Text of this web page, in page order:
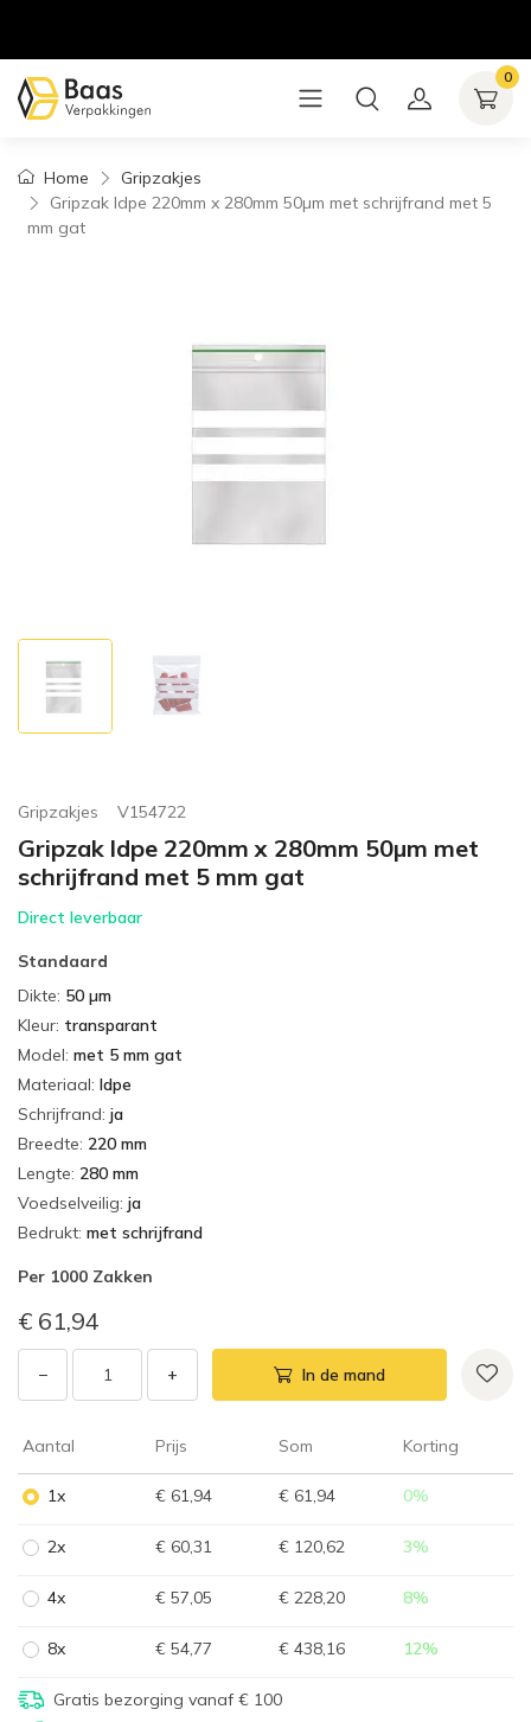
0
Home
Gripzakjes
Gripzak ldpe 220mm x 280mm 50µm met schrijfrand met 5
mm gat
Gripzakjes V154722
Gripzak ldpe 220mm x 280mm 50µm met
schrijfrand met 5 mm gat
Direct leverbaar
Standaard
Dikte: 50 µm
Kleur: transparant
Model: met 5 mm gat
Materiaal: ldpe
Schrijfrand: ja
Breedte: 220 mm
Lengte: 280 mm
Voedselveilig: ja
Bedrukt: met schrijfrand
Per 1000 Zakken
€ 61,94
− + In de mand
Aantal Prijs Som Korting
1x € 61,94 € 61,94 0%
2x € 60,31 € 120,62 3%
4x € 57,05 € 228,20 8%
8x € 54,77 € 438,16 12%
Gratis bezorging vanaf € 100